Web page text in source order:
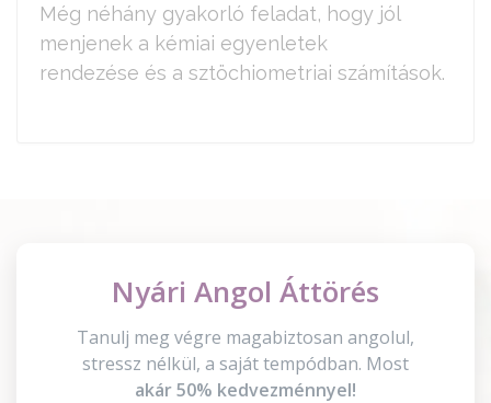
Még néhány gyakorló feladat, hogy jól
menjenek a kémiai egyenletek
rendezése és a sztöchiometriai számítások.
Nyári Angol Áttörés
Tanulj meg végre magabiztosan angolul,
stressz nélkül, a saját tempódban. Most
akár 50% kedvezménnyel!